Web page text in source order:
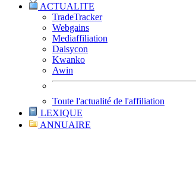
ACTUALITE
TradeTracker
Webgains
Mediaffiliation
Daisycon
Kwanko
Awin
Toute l'actualité de l'affiliation
LEXIQUE
ANNUAIRE